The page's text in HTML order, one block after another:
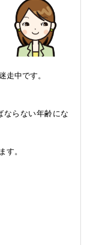
走中です。
ならない年齢にな
す。